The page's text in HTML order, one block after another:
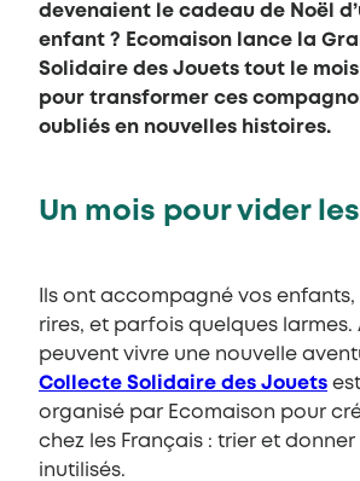
devenaient le cadeau de Noël
enfant ? Ecomaison lance la
Solidaire des Jouets tout le
pour transformer ces
oubliés en nouvelles histoires.
Un mois pour vider
Ils ont accompagné vos
rires, et parfois quelques larmes.
peuvent vivre une nouvelle
Collecte Solidaire des Jouets
organisé par Ecomaison pour
chez les Français : trier et
inutilisés.